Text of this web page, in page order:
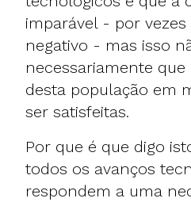
imparável - por
negativo - mas isso
necessariamente que
desta população em
ser satisfeitas.
Por que é que digo
todos os avanços
respondem a uma